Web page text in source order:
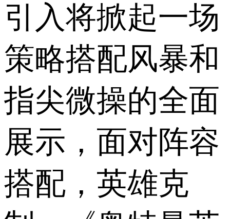
引入将掀起一场
策略搭配风暴和
指尖微操的全面
展示，面对阵容
搭配，英雄克